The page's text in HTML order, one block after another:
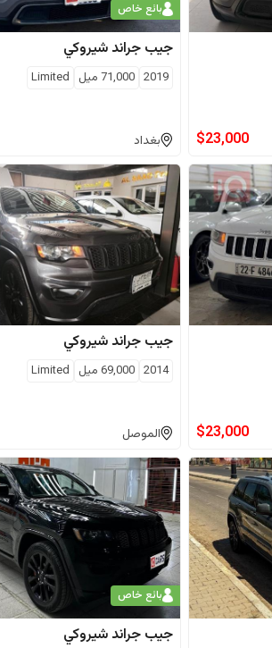
$23,000
بائع خاص
جيب جراند شيروكي
2019
71,000 ميل Limited
بغداد
$23,000
جيب جراند شيروكي
2014
69,000 ميل Limited
الموصل
بائع خاص
جيب جراند شيروكي